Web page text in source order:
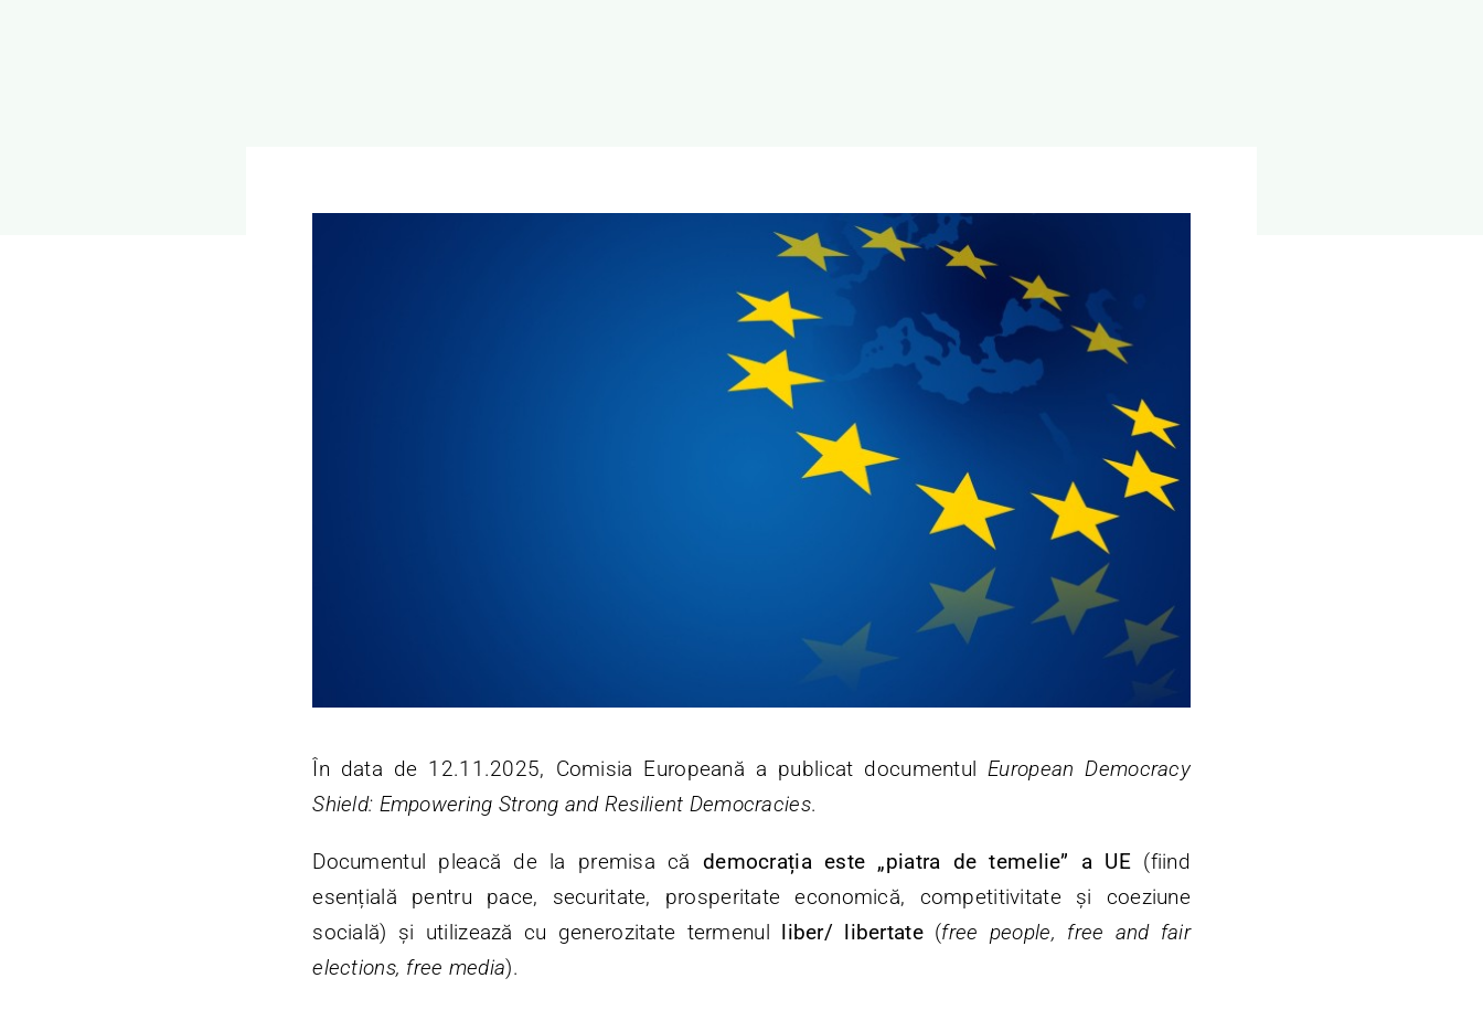
În data de 12.11.2025, Comisia Europeană a publicat documentulEuropean Democracy
Shield: Empowering Strong and Resilient Democracies.
Documentul pleacă de la premisa că democrația este „piatra de temelie” a UE (fiind
esențială pentru pace, securitate, prosperitate economică, competitivitate și coeziune
socială) și utilizează cu generozitate termenul liber/ libertate (free people, free and fair
elections, free media).